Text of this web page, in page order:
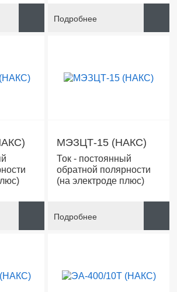
Подробнее
МЭЗЦТ-15 (НАКС)
Ток - постоянный
обратной полярности
(на электроде плюс)
Подробнее